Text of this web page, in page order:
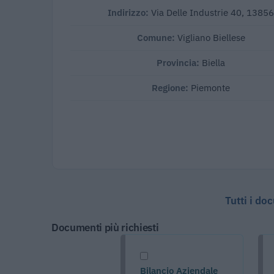
Indirizzo: Via Delle Industrie 40, 13856
Comune: Vigliano Biellese
Provincia: Biella
Regione: Piemonte
Tutti i
Documenti più richiesti
Bilancio Aziendale